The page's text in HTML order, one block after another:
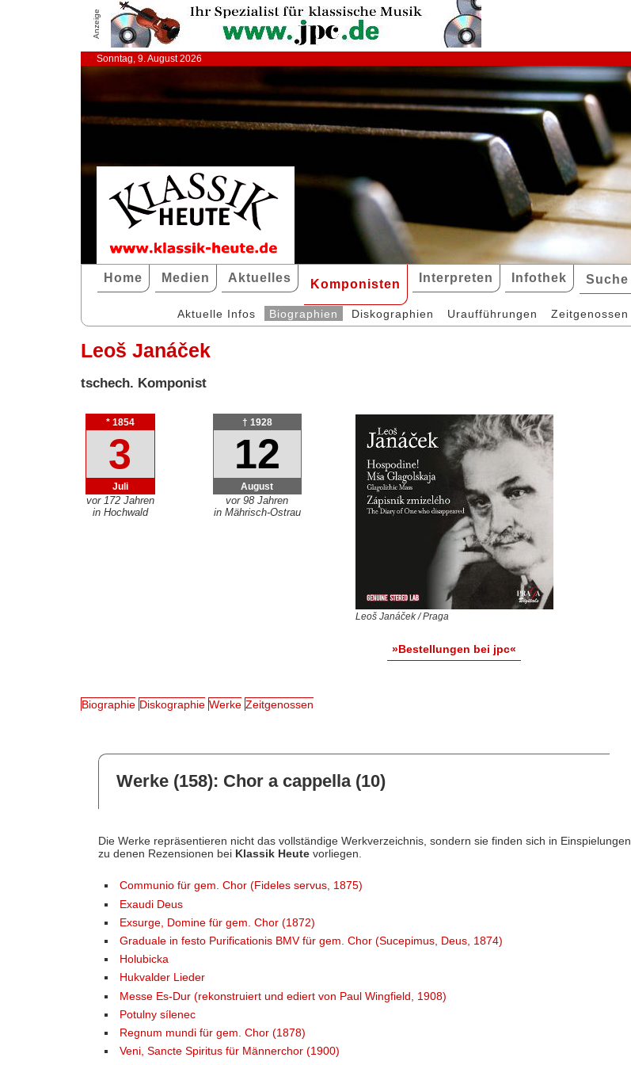
Anzeige
Sonntag, 9. August 2026
Home Medien Aktuelles Komponisten Interpreten Infothek Suche
Aktuelle Infos Biographien Diskographien Uraufführungen Zeitgenossen
Leoš Janáček
tschech. Komponist
* 1854
3
Juli
vor 172 Jahren
in Hochwald
† 1928
12
August
vor 98 Jahren
in Mährisch-Ostrau
Leoš Janáček / Praga
»Bestellungen bei jpc«
Biographie Diskographie Werke Zeitgenossen
Werke (158): Chor a cappella (10)
Die Werke repräsentieren nicht das vollständige Werkverzeichnis, sondern sie finden sich in Einspielungen,
zu denen Rezensionen bei Klassik Heutevorliegen.
Communio für gem. Chor (Fideles servus, 1875)
Exaudi Deus
Exsurge, Domine für gem. Chor (1872)
Graduale in festo Purificationis BMV für gem. Chor (Sucepimus, Deus, 1874)
Holubicka
Hukvalder Lieder
Messe Es-Dur (rekonstruiert und ediert von Paul Wingfield, 1908)
Potulny sílenec
Regnum mundi für gem. Chor (1878)
Veni, Sancte Spiritus für Männerchor (1900)